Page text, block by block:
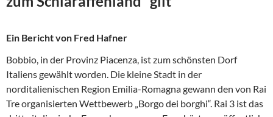
Ein Bericht von Fred Hafner
Bobbio, in der Provinz Piacenza, ist zum schönsten Dorf
Italiens gewählt worden. Die kleine Stadt in der
norditalienischen Region Emilia-Romagna gewann den von Rai
Tre organisierten Wettbewerb „Borgo dei borghi“. Rai 3 ist das